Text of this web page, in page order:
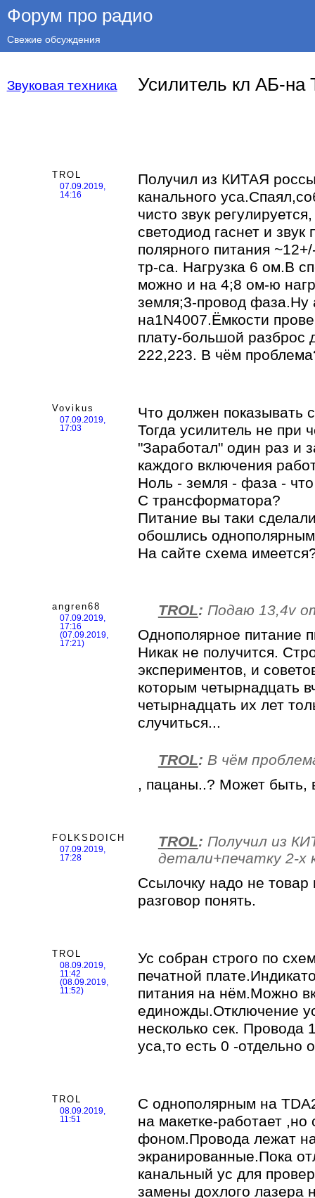
Форум про радио
Свежие обсуждения
Звуковая техника Усилитель кл АБ-на
TROL
07.09.2019,
14:16
Получил из КИТАЯ
канального
чисто звук
светодиод гаснет и
полярного питания
тр-са. Нагрузка 6 ом.В
можно и на 4;8 ом-ю
земля;3-провод
на1N4007.Ёмкости
плату-большой разброс
222,223. В чём
Vovikus
07.09.2019,
17:03
Что должен показывать
Тогда усилитель не при
"Заработал" один раз и
каждого включения
Ноль - земля - фаза -
С трансформатора?
Питание вы таки
обошлись
На сайте схема
angren68
07.09.2019,
17:16
(07.09.2019,
17:21)
TROL: Подаю 13,4v
Однополярное питание
Никак не получится.
экспериментов, и
которым четырнадцать
четырнадцать их лет
случиться...
TROL: В чём
, пацаны..? Может быть,
FOLKSDOICH
07.09.2019,
17:28
TROL: Получил из
детали+печатку 2-х
Ссылочку надо не
разговор понять.
TROL
08.09.2019,
11:42
(08.09.2019,
11:52)
Ус собран строго по
печатной
питания на нём.Можно
единожды.Отключение
несколько сек. Провода
уса,то есть 0 -отдельно
TROL
08.09.2019,
11:51
С однополярным на
на макетке-работает
фоном.Провода лежат
экранированные.Пока
канальный ус для
замены дохлого лазера